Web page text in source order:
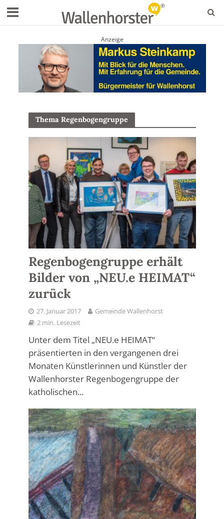
Anzeige
Thema Regenbogengruppe
Regenbogengruppe erhält
Bilder von „NEU.e HEIMAT“
zurück
27. Januar 2017
Gemeinde Wallenhorst
2 min. Lesezeit
Unter dem Titel „NEU.e HEIMAT“
präsentierten in den vergangenen drei
Monaten Künstlerinnen und Künstler der
Wallenhorster Regenbogengruppe der
katholischen...